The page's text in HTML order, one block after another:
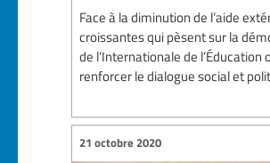
Face à la diminution de l’aide
croissantes qui pèsent sur la
de l’Internationale de
renforcer le dialogue social et
21 octobre 2020